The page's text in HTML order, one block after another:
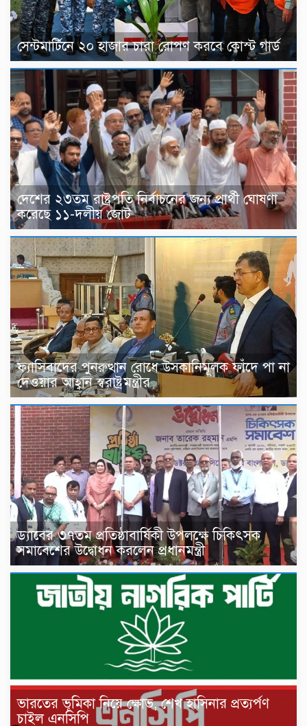
সেন্টমার্টিনে ২০ হাজার চারা রোপণ করবে কোস্ট গার্ড
দেশের ২৩তম রাষ্ট্রপতি নির্বাচনের জন্য প্রার্থী ঘোষণা
করেছে ১১-দলীয় জোট
ফ্যাসিবাদের পুনরুত্থান রোধে উসকানিমূলক ফাঁদে পা না
দেওয়ার আহ্বান স্বরাষ্ট্রমন্ত্রীর
ড্যাবের ৩৭তম প্রতিষ্ঠাবার্ষিকী উপলক্ষে চিকিৎসক
সমাবেশের উদ্বোধন করলেন প্রধানমন্ত্রী
ভারতের ভূমিকা নিয়ে ক্ষোভ, শেখ হাসিনার প্রত্যর্পণ
চাইল এনসিপি